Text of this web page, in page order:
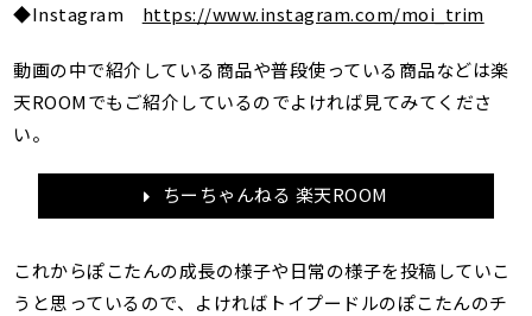
◆Instagram https://www.instagram.com/moi_trim
動画の中で紹介している商品や普段使っている商品などは楽
天ROOMでもご紹介しているのでよければ見てみてくださ
い。
ちーちゃんねる 楽天ROOM
これからぽこたんの成長の様子や日常の様子を投稿していこ
うと思っているので、よければトイプードルのぽこたんのチ